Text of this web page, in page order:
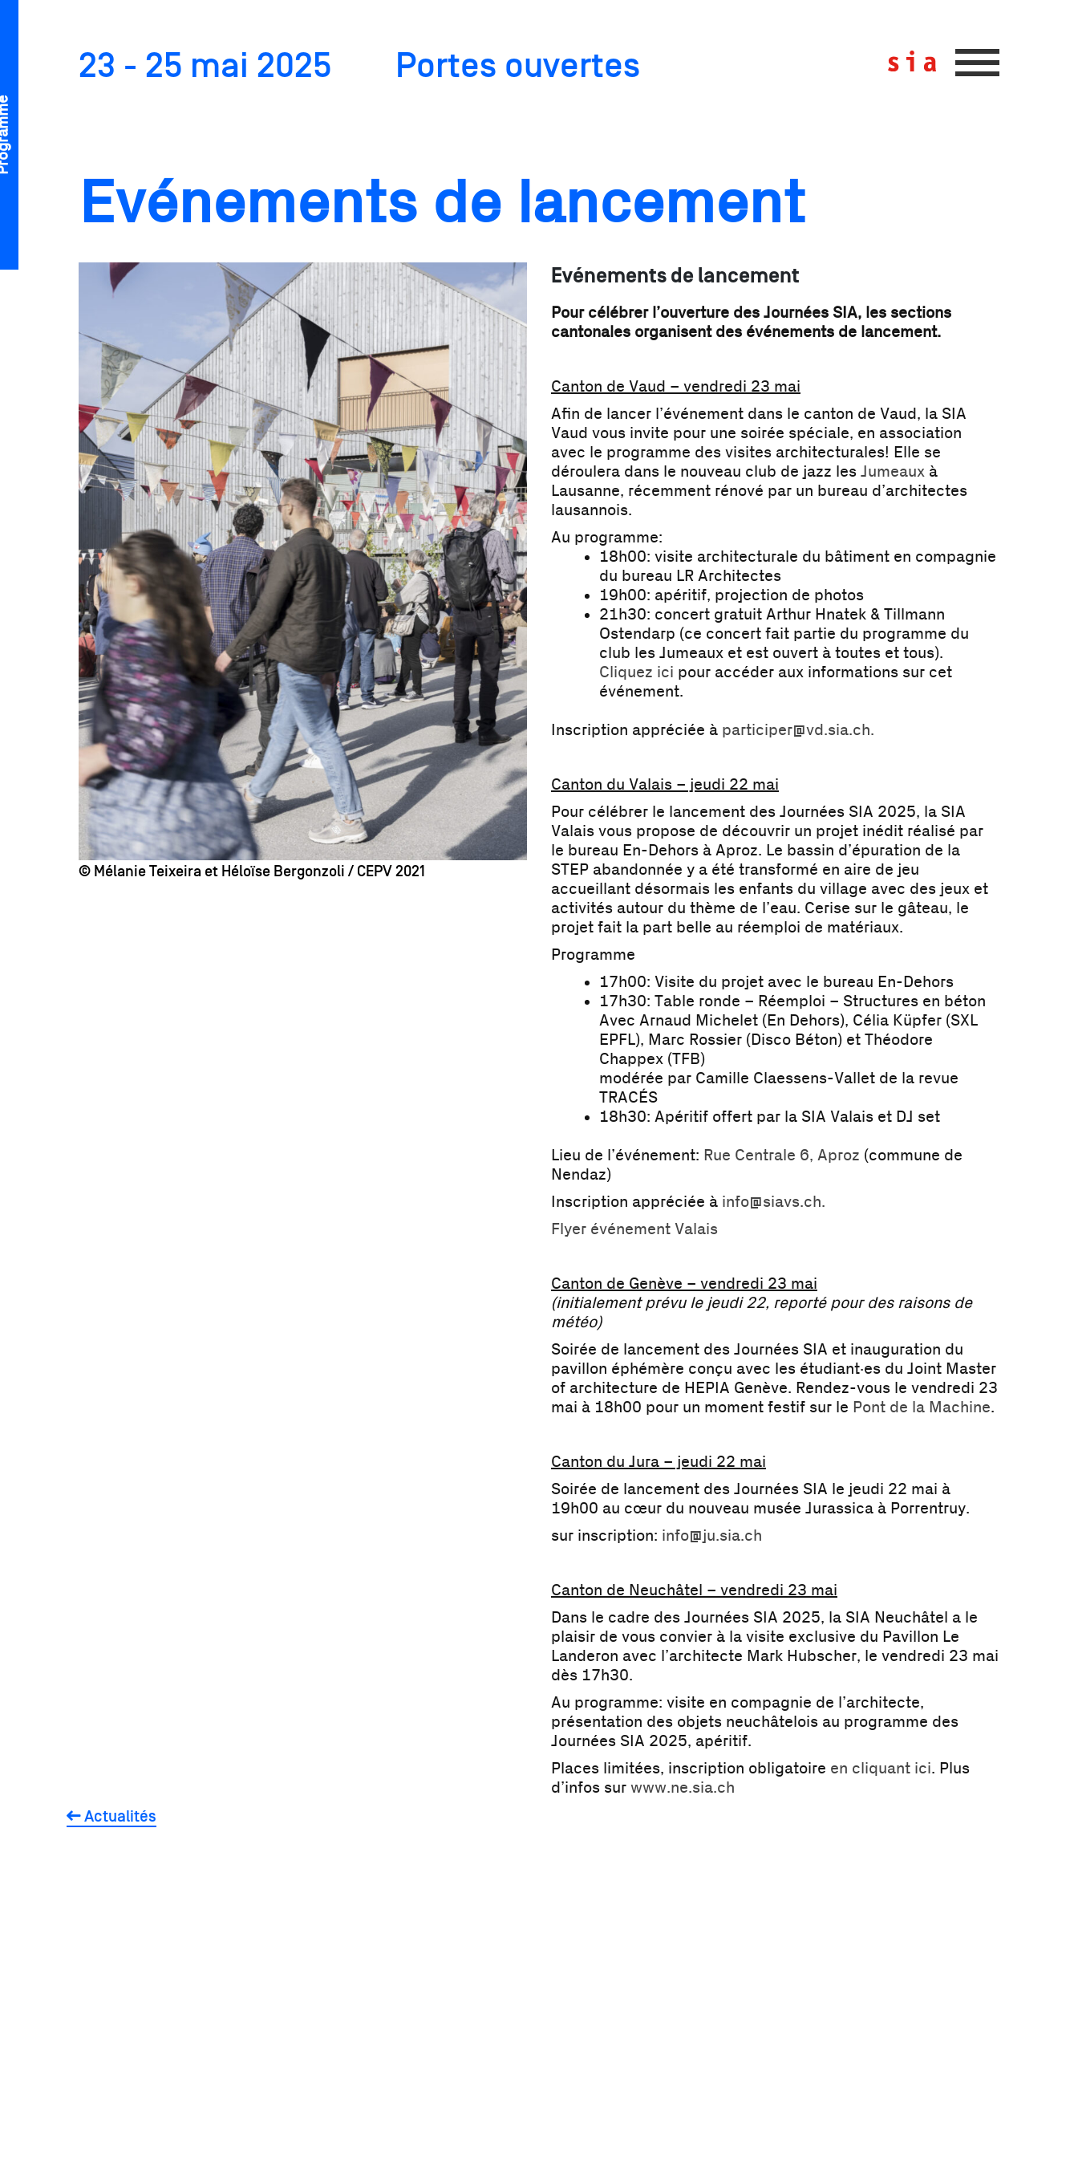
23 - 25 mai 2025 Portes ouvertes
Evénements de lancement
© Mélanie Teixeira et Héloïse Bergonzoli / CEPV 2021
Evénements de lancement
Pour célébrer l’ouverture des Journées SIA, les sections
cantonales organisent des événements de lancement.
Canton de Vaud – vendredi 23 mai
Afin de lancer l’événement dans le canton de Vaud, la SIA
Vaud vous invite pour une soirée spéciale, en association
avec le programme des visites architecturales! Elle se
déroulera dans le nouveau club de jazz les Jumeaux à
Lausanne, récemment rénové par un bureau d’architectes
lausannois.
Au programme:
18h00: visite architecturale du bâtiment en compagnie
du bureau LR Architectes
19h00: apéritif, projection de photos
21h30: concert gratuit Arthur Hnatek & Tillmann
Ostendarp (ce concert fait partie du programme du
club les Jumeaux et est ouvert à toutes et tous).
Cliquez ici pour accéder aux informations sur cet
événement.
Inscription appréciée à participer@vd.sia.ch.
Canton du Valais – jeudi 22 mai
Pour célébrer le lancement des Journées SIA 2025, la SIA
Valais vous propose de découvrir un projet inédit réalisé par
le bureau En-Dehors à Aproz. Le bassin d’épuration de la
STEP abandonnée y a été transformé en aire de jeu
accueillant désormais les enfants du village avec des jeux et
activités autour du thème de l’eau. Cerise sur le gâteau, le
projet fait la part belle au réemploi de matériaux.
Programme
17h00: Visite du projet avec le bureau En-Dehors
17h30: Table ronde – Réemploi – Structures en béton
Avec Arnaud Michelet (En Dehors), Célia Küpfer (SXL
EPFL), Marc Rossier (Disco Béton) et Théodore
Chappex (TFB)
modérée par Camille Claessens-Vallet de la revue
TRACÉS
18h30: Apéritif offert par la SIA Valais et DJ set
Lieu de l’événement: Rue Centrale 6, Aproz (commune de
Nendaz)
Inscription appréciée à info@siavs.ch.
Flyer événement Valais
Canton de Genève – vendredi 23 mai
(initialement prévu le jeudi 22, reporté pour des raisons de
météo)
Soirée de lancement des Journées SIA et inauguration du
pavillon éphémère conçu avec les étudiant·es du Joint Master
of architecture de HEPIA Genève. Rendez-vous le vendredi 23
mai à 18h00 pour un moment festif sur le Pont de la Machine.
Canton du Jura – jeudi 22 mai
Soirée de lancement des Journées SIA le jeudi 22 mai à
19h00 au cœur du nouveau musée Jurassica à Porrentruy.
sur inscription: info@ju.sia.ch
Canton de Neuchâtel – vendredi 23 mai
Dans le cadre des Journées SIA 2025, la SIA Neuchâtel a le
plaisir de vous convier à la visite exclusive du Pavillon Le
Landeron avec l’architecte Mark Hubscher, le vendredi 23 mai
dès 17h30.
Au programme: visite en compagnie de l’architecte,
présentation des objets neuchâtelois au programme des
Journées SIA 2025, apéritif.
Places limitées, inscription obligatoire en cliquant ici. Plus
d’infos sur www.ne.sia.ch
Actualités